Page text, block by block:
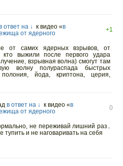
ответ на ↓ к видео «в
от ядерного
+1
от самих ядерных взрывов, от
кто выжили после первого удара
взрывная волна) смогут там
волну полураспада быстрых
йода, криптона, церия,
в ответ на ↓ к видео «в
от ядерного
0
не переживай лишний раз..
тупить и не наговаривать на себя